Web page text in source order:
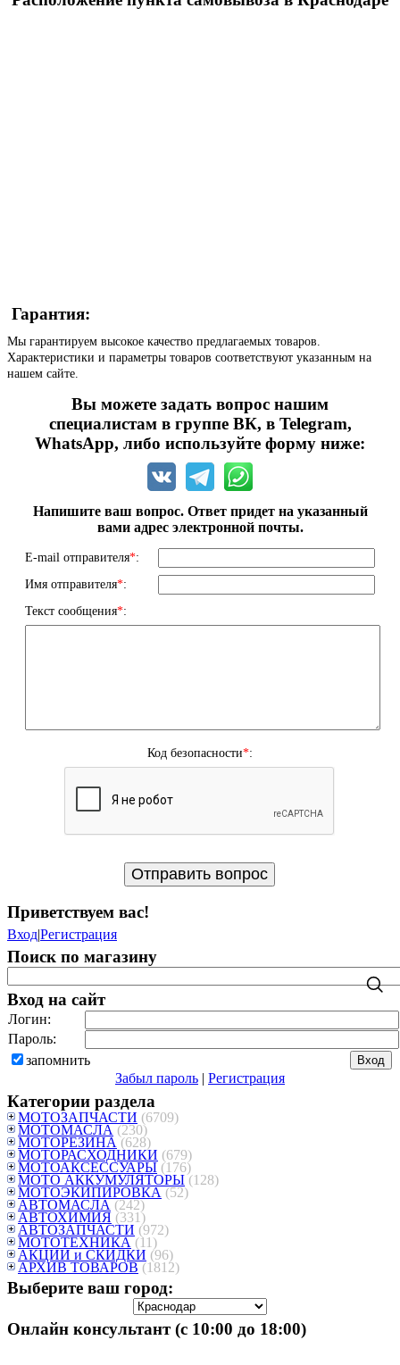
Гарантия:
Мы гарантируем высокое качество предлагаемых товаров.
Характеристики и параметры товаров соответствуют указанным на
нашем сайте.
Вы можете задать вопрос нашим
специалистам в группе ВК, в Telegram,
WhatsApp, либо используйте форму ниже:
Напишите ваш вопрос. Ответ придет на указанный
вами адрес электронной почты.
E-mail отправителя*:
Имя отправителя*:
Текст сообщения*:
Код безопасности*:
Приветствуем вас!
Вход|Регистрация
Поиск по магазину
Вход на сайт
Логин:
Пароль:
запомнить
Забыл пароль | Регистрация
Категории раздела
МОТОЗАПЧАСТИ (6709)
МОТОМАСЛА (230)
МОТОРЕЗИНА (628)
МОТОРАСХОДНИКИ (679)
МОТОАКСЕССУАРЫ (176)
МОТО АККУМУЛЯТОРЫ (128)
МОТОЭКИПИРОВКА (52)
АВТОМАСЛА (242)
АВТОХИМИЯ (331)
АВТОЗАПЧАСТИ (972)
МОТОТЕХНИКА (11)
АКЦИИ и СКИДКИ (96)
АРХИВ ТОВАРОВ (1812)
Выберите ваш город:
Онлайн консультант (с 10:00 до 18:00)